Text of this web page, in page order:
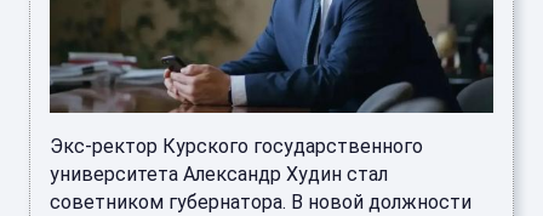
Экс-ректор Курского государственного
университета Александр Худин стал
советником губернатора. В новой должности